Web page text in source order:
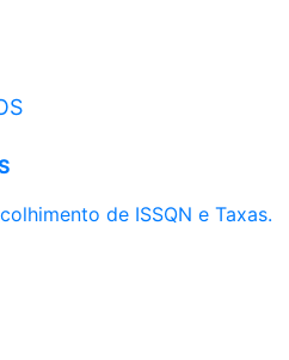
de ISSQN e Taxas.